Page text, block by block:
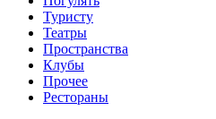
Туристу
Театры
Пространства
Клубы
Прочее
Рестораны